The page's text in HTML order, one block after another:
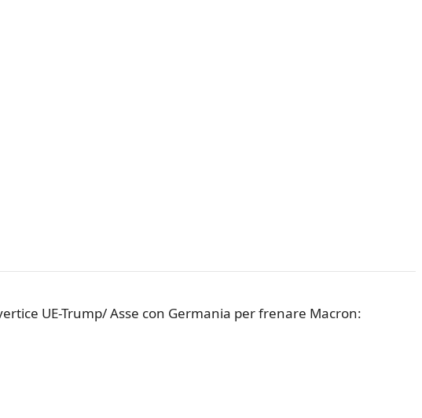
UE-Trump/ Asse con Germania per frenare Macron: